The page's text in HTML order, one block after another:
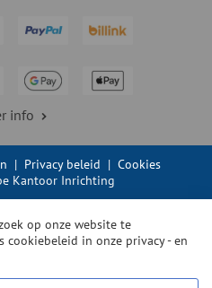
info
| Privacy beleid | Cookies
Kantoor Inrichting
op onze website te
cookiebeleid in onze privacy - en